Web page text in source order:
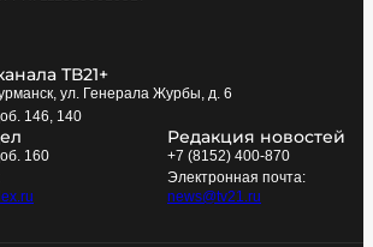
ТВ21+
ул. Генерала Журбы, д. 6
146, 140
160
Редакция новостей
+7 (8152) 400-870
Электронная почта:
news@tv21.ru